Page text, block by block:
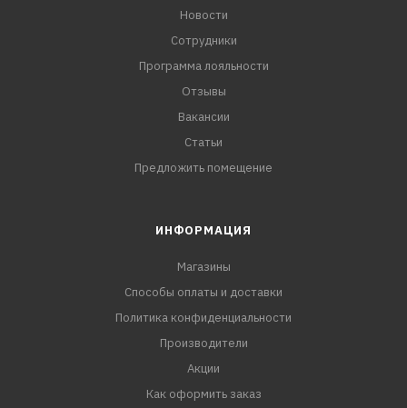
Новости
Сотрудники
Программа лояльности
Отзывы
Вакансии
Статьи
Предложить помещение
ИНФОРМАЦИЯ
Магазины
Способы оплаты и доставки
Политика конфиденциальности
Производители
Акции
Как оформить заказ